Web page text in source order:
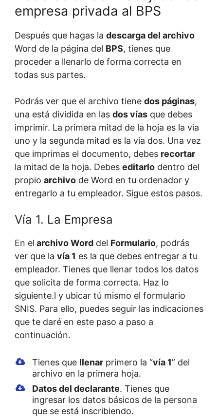
Después que hagas la descarga del archivo
Word de la página del BPS, tienes que
proceder a llenarlo de forma correcta en
todas sus partes.
Podrás ver que el archivo tiene dos páginas,
una está dividida en las dos vías que debes
imprimir. La primera mitad de la hoja es la vía
uno y la segunda mitad es la vía dos. Una vez
que imprimas el documento, debes recortar
la mitad de la hoja. Debes editarlo dentro del
propio archivo de Word en tu ordenador y
entregarlo a tu empleador. Sigue estos pasos.
Vía 1. La Empresa
En el archivo Word del Formulario, podrás
ver que la vía 1 es la que debes entregar a tu
empleador. Tienes que llenar todos los datos
que solicita de forma correcta. Haz lo
siguiente.l y ubicar tú mismo el formulario
SNIS. Para ello, puedes seguir las indicaciones
que te daré en este paso a paso a
continuación.
Tienes que llenar primero la “vía 1” del
archivo en la primera hoja.
Datos del declarante. Tienes que
ingresar los datos básicos de la persona
que se está inscribiendo.